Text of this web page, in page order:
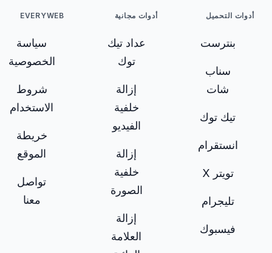
أدوات التحميل
بنترست
سناب
شات
تيك توك
انستقرام
تويتر X
تليجرام
فيسبوك
أدوات مجانية
عداد تيك
توك
إزالة
خلفية
الفيديو
إزالة
خلفية
الصورة
إزالة
العلامة
EVERYWEB
سياسة
الخصوصية
شروط
الاستخدام
خريطة
الموقع
تواصل
معنا